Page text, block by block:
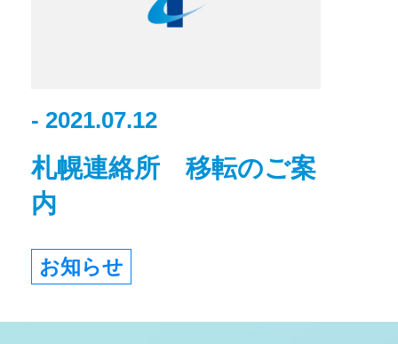
- 2021.07.12
札幌連絡所 移転のご案
内
お知らせ